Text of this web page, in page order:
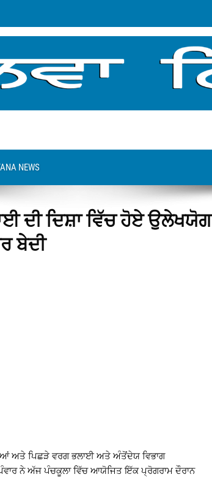
NEWS
ਦੀ ਦਿਸ਼ਾ ਵਿੱਚ ਹੋਏ ਉਲੇਖਯੋਗ
ਬੇਦੀ
ਅਤੇ ਪਿਛੜੇ ਵਰਗ ਭਲਾਈ ਅਤੇ ਅੰਤੋਂਦੇਯ ਵਿਭਾਗ
ਨੇ ਅੱਜ ਪੰਚਕੂਲਾ ਵਿੱਚ ਆਯੋਜਿਤ ਇੱਕ ਪ੍ਰੋਗਰਾਮ ਦੌਰਾਨ